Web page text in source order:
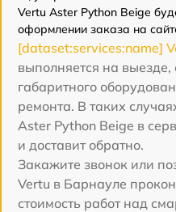
Vertu Aster Python Beige
оформлении заказа на
[dataset:services:name]
выполняется на выезде,
габаритного
ремонта. В таких
Aster Python Beige в
и доставит обратно.
Закажите звонок или
Vertu в Барнауле
стоимость работ над